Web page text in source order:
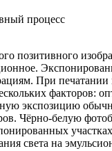
процесс
позитивного
При печатании
факторов:
экспозицию
Чёрно-белую
света на